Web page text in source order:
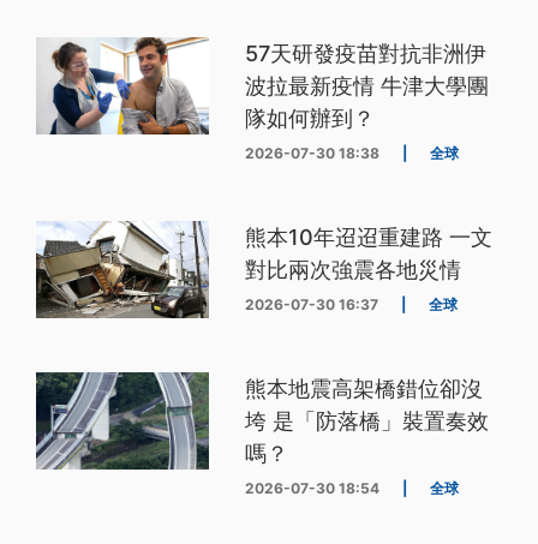
57天研發疫苗對抗非洲伊
波拉最新疫情 牛津大學團
隊如何辦到？
2026-07-30 18:38 全球
熊本10年迢迢重建路 一文
對比兩次強震各地災情
2026-07-30 16:37 全球
熊本地震高架橋錯位卻沒
垮 是「防落橋」裝置奏效
嗎？
2026-07-30 18:54 全球